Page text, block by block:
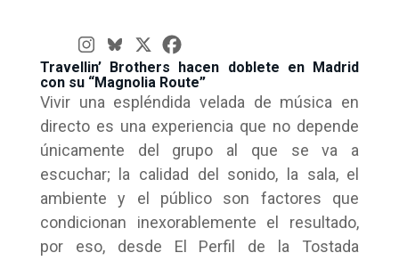
Travellin’ Brothers hacen doblete en Madrid
con su “Magnolia Route”
Vivir una espléndida velada de música en
directo es una experiencia que no depende
únicamente del grupo al que se va a
escuchar; la calidad del sonido, la sala, el
ambiente y el público son factores que
condicionan inexorablemente el resultado,
por eso, desde El Perfil de la Tostada